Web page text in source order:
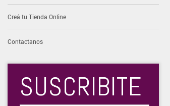
Creá tu Tienda Online
Contactanos
SUSCRIBITE